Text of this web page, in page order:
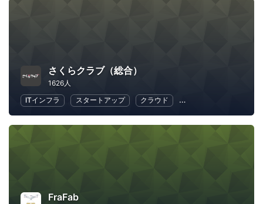
さくらクラブ（総合）
1626人
ITインフラ
スタートアップ クラウド 地域経済と地域社会
FraFab